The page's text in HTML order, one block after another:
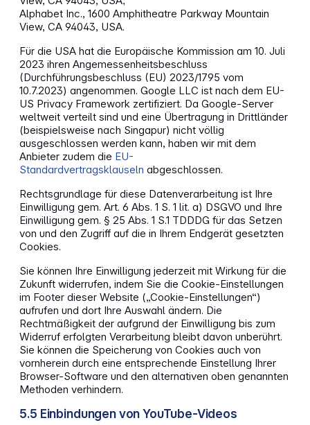
Alphabet Inc., 1600 Amphitheatre Parkway Mountain
View, CA 94043, USA.
Für die USA hat die Europäische Kommission am 10. Juli
2023 ihren Angemessenheitsbeschluss
(Durchführungsbeschluss (EU) 2023/1795 vom
10.7.2023) angenommen. Google LLC ist nach dem EU-
US Privacy Framework zertifiziert. Da Google-Server
weltweit verteilt sind und eine Übertragung in Drittländer
(beispielsweise nach Singapur) nicht völlig
ausgeschlossen werden kann, haben wir mit dem
Anbieter zudem die EU-
Standardvertragsklauseln abgeschlossen.
Rechtsgrundlage für diese Datenverarbeitung ist Ihre
Einwilligung gem. Art. 6 Abs. 1 S. 1 lit. a) DSGVO und Ihre
Einwilligung gem. § 25 Abs. 1 S.1 TDDDG für das Setzen
von und den Zugriff auf die in Ihrem Endgerät gesetzten
Cookies.
Sie können Ihre Einwilligung jederzeit mit Wirkung für die
Zukunft widerrufen, indem Sie die Cookie-Einstellungen
im Footer dieser Website („Cookie-Einstellungen“)
aufrufen und dort Ihre Auswahl ändern. Die
Rechtmäßigkeit der aufgrund der Einwilligung bis zum
Widerruf erfolgten Verarbeitung bleibt davon unberührt.
Sie können die Speicherung von Cookies auch von
vornherein durch eine entsprechende Einstellung Ihrer
Browser-Software und den alternativen oben genannten
Methoden verhindern.
5.5 Einbindungen von YouTube-Videos